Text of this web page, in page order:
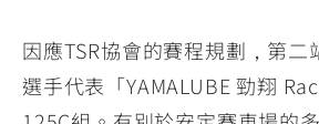
因應TSR協會的賽程規劃，第二
選手代表「YAMALUBE 勁翔